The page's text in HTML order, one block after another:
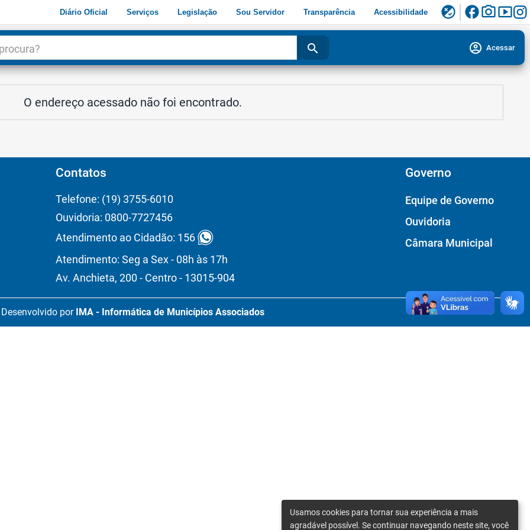
Diário Oficial Serviços Legislação Sou Servidor Transparência Acessibilidade flaky facebookphoto_camerasmart_display
search account_circle Acessar
O endereço acessado não foi encontrado.
Contatos
Telefone: (19) 3755-6010
Ouvidoria: 0800-7727456
Atendimento ao Cidadão: 156
Atendimento: Seg a Sex - 08h às 17h
Av. Anchieta, 200 - Centro - 13015-904
Governo
Equipe de Governo
Ouvidoria
Câmara Municipal
Desenvolvido por IMA - Informática de Municípios Associados
Usamos cookies para tornar sua experiência a mais
agradável possível. Se continuar navegando neste site, você